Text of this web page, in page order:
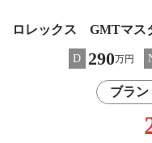
ロレックス GMTマス
D 290万円
ブラ